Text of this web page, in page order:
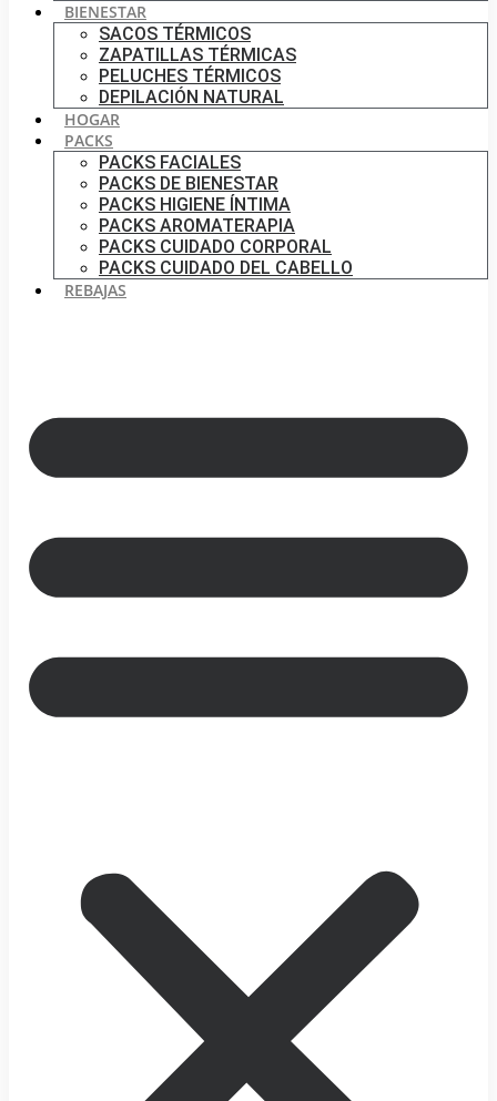
BIENESTAR
SACOS TÉRMICOS
ZAPATILLAS TÉRMICAS
PELUCHES TÉRMICOS
DEPILACIÓN NATURAL
HOGAR
PACKS
PACKS FACIALES
PACKS DE BIENESTAR
PACKS HIGIENE ÍNTIMA
PACKS AROMATERAPIA
PACKS CUIDADO CORPORAL
PACKS CUIDADO DEL CABELLO
REBAJAS